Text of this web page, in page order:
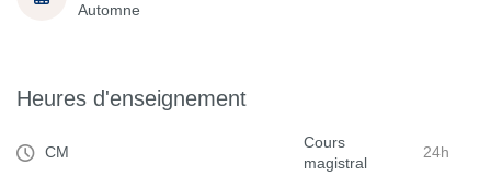
Automne
Heures d'enseignement
CM
Cours
magistral
24h